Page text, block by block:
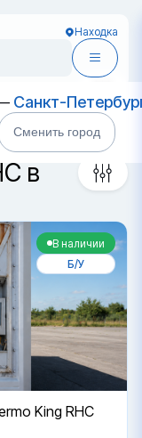
Находка
Санкт-
Сменить город
в
В наличии
Б/У
King RHC